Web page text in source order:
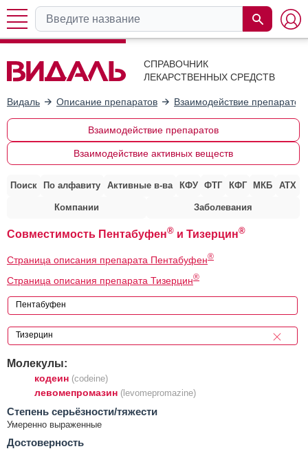
СПРАВОЧНИК
ЛЕКАРСТВЕННЫХ СРЕДСТВ
Видаль Описание препаратов Взаимодействие препаратов
Взаимодействие препаратов
Взаимодействие активных веществ
Поиск По алфавиту Активные в-ва КФУ ФТГ КФГ МКБ АТХ
Компании Заболевания
Совместимость Пентабуфен® и Тизерцин®
Страница описания препарата Пентабуфен®
Страница описания препарата Тизерцин®
Молекулы:
кодеин (codeine)
левомепромазин (levomepromazine)
Cтепень серьёзности/тяжести
Умеренно выраженные
Достоверность